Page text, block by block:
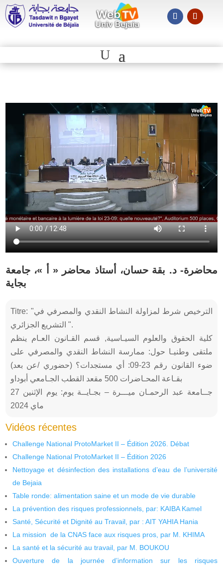
محاضرة- د. بقة حسان، أستاذ محاضر « أ »، جامعة
بجاية
Titre: "الترخيص شرط لمزاولة النشاط النقدي والمصرفي في
التشريع الجزائري ".
كلية الحقوق والعلوم السيـاسية, قسم القـانون العـام ينظم
ملتقى وطنيـا حول: ممارسة النشاط النقدي والمصرفي على
ضوء القانون رقم 23-09: أي مستجدات؟ (حضوري /عن بعد)
بقـاعة المحـاضرات 500 مقعد القطب الجـامعي أبوداو
جــامعة عبد الرحمـان ميـــرة – بجـايــة يوم: يوم الإثنين 27
ماي 2024
Vidéos récentes
Challenge National ProtoMarket II – Édition 2026. Débat
Challenge National ProtoMarket II – Édition 2026
Nettoyage et désinfection des installations d’eau de l’université
de Bejaia
Table ronde: alimentation saine et un mode de vie durable
La prévention des risques professionnels, par: KAIBA Kamel
Santé, Sécurité et Dignité au Travail, par : AIT YAHIA Hania
La mission de la CNAS face aux risques pros, par M. KHIMA
La santé et la sécurité au travail, par M. BOUKOU
Ouverture de la journée d’information sur les risques